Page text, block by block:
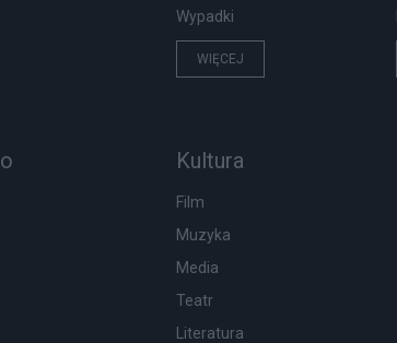
Wypadki
WIĘCEJ
Kultura
Film
Muzyka
Media
Teatr
Literatura